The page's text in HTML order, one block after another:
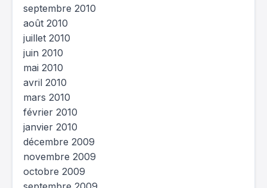
septembre 2010
août 2010
juillet 2010
juin 2010
mai 2010
avril 2010
mars 2010
février 2010
janvier 2010
décembre 2009
novembre 2009
octobre 2009